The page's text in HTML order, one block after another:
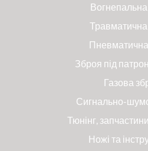
Зброя під
Газова
Сигнально-
Тюнінг,
Ножі та